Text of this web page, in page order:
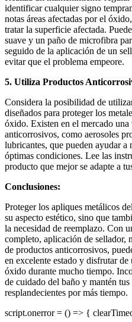
identificar cualquier signo
notas áreas afectadas por el
tratar la superficie afectada.
suave y un paño de microfibra
seguido de la aplicación de un
evitar que el problema empeore.
5. Utiliza Productos
Considera la posibilidad de
diseñados para proteger los
óxido. Existen en el mercado
anticorrosivos, como aerosoles
lubricantes, que pueden ayudar a
óptimas condiciones. Lee las
producto que mejor se adapte a
Conclusiones:
Proteger los apliques metálicos
su aspecto estético, sino que
la necesidad de reemplazo. Con
completo, aplicación de sellador,
de productos anticorrosivos,
en excelente estado y disfrutar
óxido durante mucho tiempo.
de cuidado del baño y mantén
resplandecientes por más tiempo.
script.onerror = () => {